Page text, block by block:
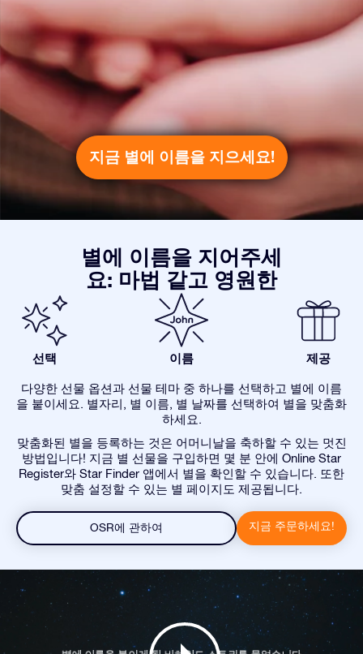
지금 별에 이름을 지으세요!
별에 이름을 지어주세
요: 마법 같고 영원한
선택 이름 제공
다양한 선물 옵션과 선물 테마 중 하나를 선택하고 별에 이름
을 붙이세요. 별자리, 별 이름, 별 날짜를 선택하여 별을 맞춤화
하세요.
맞춤화된 별을 등록하는 것은 어머니날을 축하할 수 있는 멋진
방법입니다! 지금 별 선물을 구입하면 몇 분 안에 Online Star
Register와 Star Finder 앱에서 별을 확인할 수 있습니다. 또한
맞춤 설정할 수 있는 별 페이지도 제공됩니다.
OSR에 관하여 지금 주문하세요!